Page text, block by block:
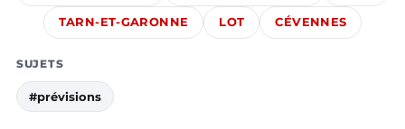
TARN-ET-GARONNE LOT CÉVENNES
SUJETS
#prévisions